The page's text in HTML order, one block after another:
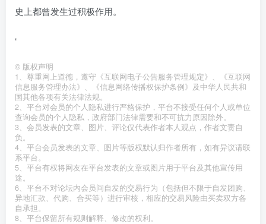
史上都曾发生过积极作用。
‘
© 版权声明
1、尊重网上道德，遵守《互联网电子公告服务管理规定》、《互联网
信息服务管理办法》、《信息网络传播权保护条例》及中华人民共和
国其他各项有关法律法规。
2、平台对会员的个人隐私进行严格保护，平台不接受任何个人或单位
查询会员的个人隐私，政府部门法律需要和不可抗力原因除外。
3、会员发表的文章、图片、评论仅代表作者本人观点，作者文责自
负。
4、平台会员发表的文章、图片等版权默认归作者所有，如有异议请联
系平台。
5、平台有权将网友在平台发表的文章或图片用于平台及其他宣传用
途。
6、平台不对论坛内会员间自发的交易行为（包括但不限于自发团购、
异地汇款、代购、合买等）进行审核，相应的交易风险由买卖双方各
自承担。
8、平台保留所有规则解释、修改的权利。